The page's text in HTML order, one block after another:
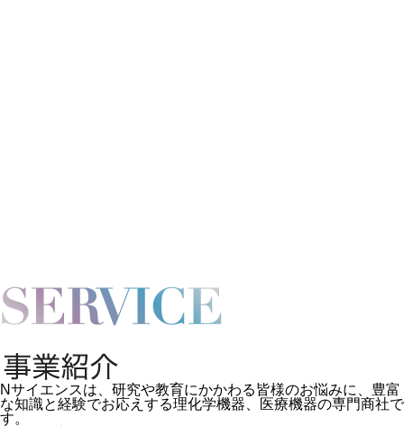
Nサイエンスは、研究や教育にかかわる皆様のお悩みに、豊富
な知識と経験でお応えする理化学機器、医療機器の専門商社で
す。